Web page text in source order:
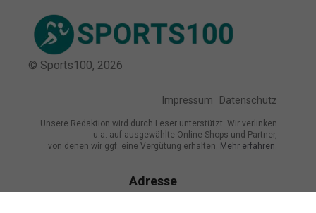
© Sports100, 2026
Impressum Datenschutz
Unsere Redaktion wird durch Leser unterstützt. Wir verlinken
u.a. auf ausgewählte Online-Shops und Partner,
von denen wir ggf. eine Vergütung erhalten. Mehr erfahren.
Adresse